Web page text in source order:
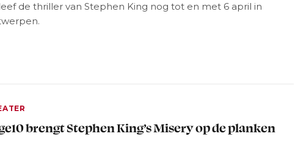
de thriller van Stephen King nog tot en met 6 april in
brengt Stephen King’s Misery op de planken